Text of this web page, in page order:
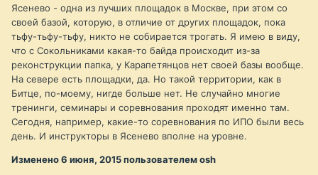
Ясенево - одна из лучших площадок в Москве, при этом со
своей базой, которую, в отличие от других площадок, пока
тьфу-тьфу-тьфу, никто не собирается трогать. Я имею в виду,
что с Сокольниками какая-то байда происходит из-за
реконструкции папка, у Карапетянцов нет своей базы вообще.
На севере есть площадки, да. Но такой территории, как в
Битце, по-моему, нигде больше нет. Не случайно многие
тренинги, семинары и соревнования проходят именно там.
Сегодня, например, какие-то соревнования по ИПО были весь
день. И инструкторы в Ясенево вполне на уровне.
Изменено6 июня, 2015пользователем osh